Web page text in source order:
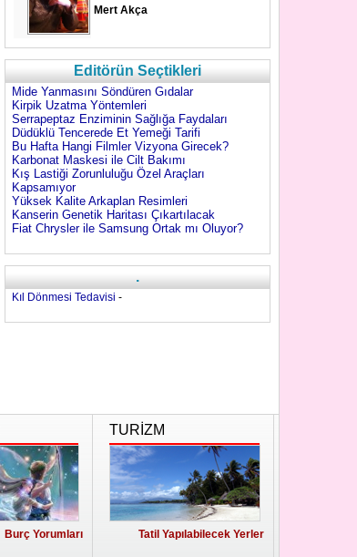
Mert Akça
Editörün Seçtikleri
Mide Yanmasını Söndüren Gıdalar
Kirpik Uzatma Yöntemleri
Serrapeptaz Enziminin Sağlığa Faydaları
Düdüklü Tencerede Et Yemeği Tarifi
Bu Hafta Hangi Filmler Vizyona Girecek?
Karbonat Maskesi ile Cilt Bakımı
Kış Lastiği Zorunluluğu Özel Araçları
Kapsamıyor
Yüksek Kalite Arkaplan Resimleri
Kanserin Genetik Haritası Çıkartılacak
Fiat Chrysler ile Samsung Ortak mı Oluyor?
.
Kıl Dönmesi Tedavisi -
Burç Yorumları
TURİZM
Tatil Yapılabilecek Yerler